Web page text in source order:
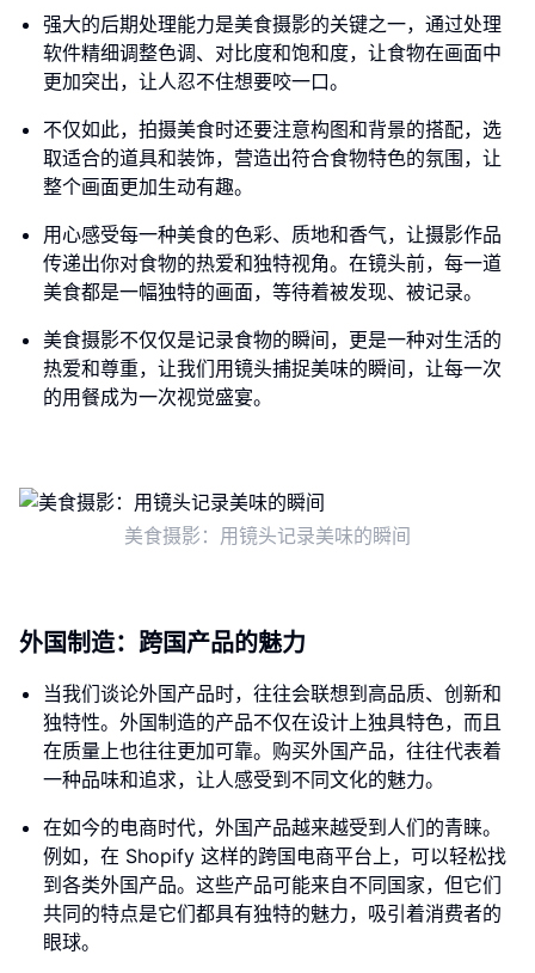
强大的后期处理能力是美食摄影的关键之一，通过处理
软件精细调整色调、对比度和饱和度，让食物在画面中
更加突出，让人忍不住想要咬一口。
不仅如此，拍摄美食时还要注意构图和背景的搭配，选
取适合的道具和装饰，营造出符合食物特色的氛围，让
整个画面更加生动有趣。
用心感受每一种美食的色彩、质地和香气，让摄影作品
传递出你对食物的热爱和独特视角。在镜头前，每一道
美食都是一幅独特的画面，等待着被发现、被记录。
美食摄影不仅仅是记录食物的瞬间，更是一种对生活的
热爱和尊重，让我们用镜头捕捉美味的瞬间，让每一次
的用餐成为一次视觉盛宴。
美食摄影：用镜头记录美味的瞬间
外国制造：跨国产品的魅力
当我们谈论外国产品时，往往会联想到高品质、创新和
独特性。外国制造的产品不仅在设计上独具特色，而且
在质量上也往往更加可靠。购买外国产品，往往代表着
一种品味和追求，让人感受到不同文化的魅力。
在如今的电商时代，外国产品越来越受到人们的青睐。
例如，在 Shopify 这样的跨国电商平台上，可以轻松找
到各类外国产品。这些产品可能来自不同国家，但它们
共同的特点是它们都具有独特的魅力，吸引着消费者的
眼球。